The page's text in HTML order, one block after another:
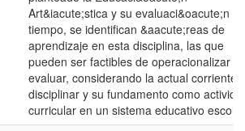
Art&iacute;stica y su evaluaci&oacute;n
tiempo, se identifican &aacute;reas de
aprendizaje en esta disciplina, las que
pueden ser factibles de operacionalizar y
evaluar, considerando la actual corriente
disciplinar y su fundamento como
curricular en un sistema educativo